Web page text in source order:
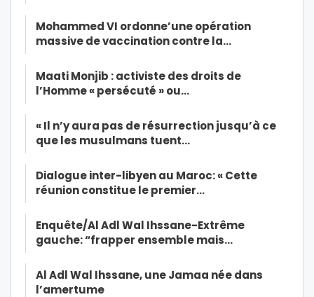
Mohammed VI ordonne’une opération
massive de vaccination contre la…
Maati Monjib : activiste des droits de
l’Homme « persécuté » ou…
« Il n’y aura pas de résurrection jusqu’à ce
que les musulmans tuent…
Dialogue inter-libyen au Maroc: « Cette
réunion constitue le premier…
Enquête/Al Adl Wal Ihssane-Extrême
gauche: “frapper ensemble mais…
Al Adl Wal Ihssane, une Jamaa née dans
l’amertume